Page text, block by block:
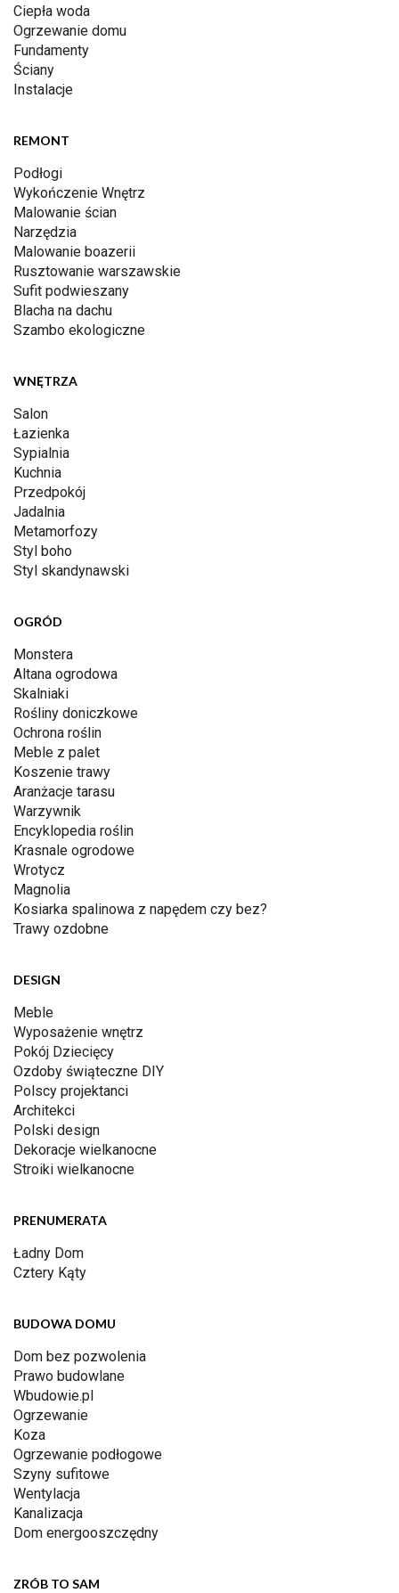
Ciepła woda
Ogrzewanie domu
Fundamenty
Ściany
Instalacje
REMONT
Podłogi
Wykończenie Wnętrz
Malowanie ścian
Narzędzia
Malowanie boazerii
Rusztowanie warszawskie
Sufit podwieszany
Blacha na dachu
Szambo ekologiczne
WNĘTRZA
Salon
Łazienka
Sypialnia
Kuchnia
Przedpokój
Jadalnia
Metamorfozy
Styl boho
Styl skandynawski
OGRÓD
Monstera
Altana ogrodowa
Skalniaki
Rośliny doniczkowe
Ochrona roślin
Meble z palet
Koszenie trawy
Aranżacje tarasu
Warzywnik
Encyklopedia roślin
Krasnale ogrodowe
Wrotycz
Magnolia
Kosiarka spalinowa z napędem czy bez?
Trawy ozdobne
DESIGN
Meble
Wyposażenie wnętrz
Pokój Dziecięcy
Ozdoby świąteczne DIY
Polscy projektanci
Architekci
Polski design
Dekoracje wielkanocne
Stroiki wielkanocne
PRENUMERATA
Ładny Dom
Cztery Kąty
BUDOWA DOMU
Dom bez pozwolenia
Prawo budowlane
Wbudowie.pl
Ogrzewanie
Koza
Ogrzewanie podłogowe
Szyny sufitowe
Wentylacja
Kanalizacja
Dom energooszczędny
ZRÓB TO SAM